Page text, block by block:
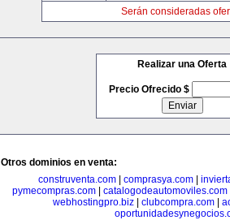
Serán consideradas
Realizar una Oferta
Precio Ofrecido $
Otros dominios en venta:
construventa.com| comprasya.com|
pymecompras.com| catalogodeautomoviles.com
webhostingpro.biz| clubcompra.com|